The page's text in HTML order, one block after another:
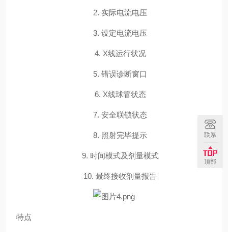
2. 实际电流电压
3. 设定电流电压
4. X线运行状况
5. 错误诊断窗口
6. X线球管状态
7. 安全联锁状态
8. 照射完毕提示
9. 时间模式及剂量模式
10. 最终接收剂量报告
特点
联系
顶部